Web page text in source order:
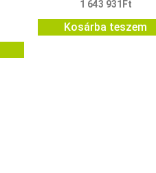
1 643 931 Ft
Kosárba teszem